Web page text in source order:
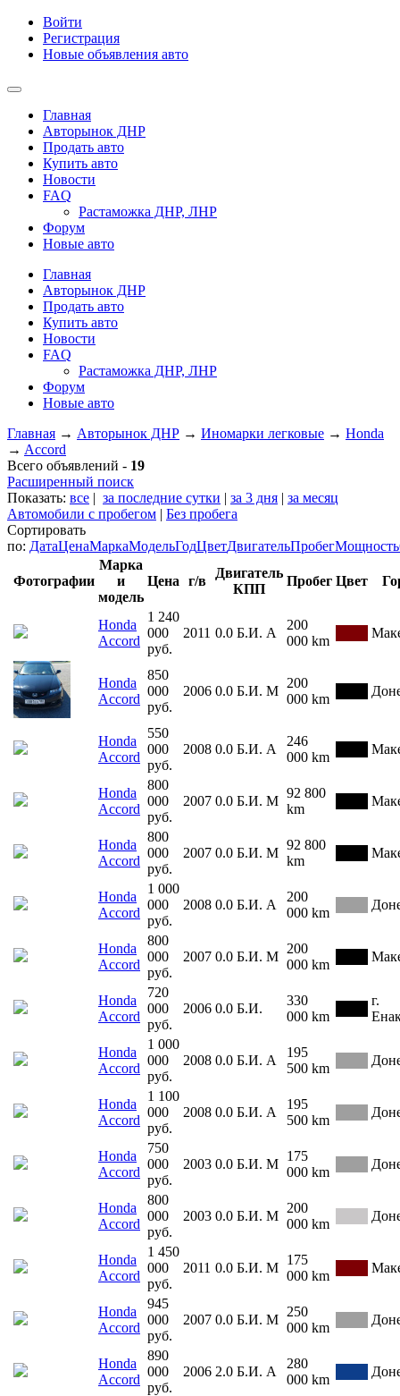
Войти
Регистрация
Новые объявления авто
Главная
Авторынок ДНР
Продать авто
Купить авто
Новости
FAQ
Растаможка ДНР, ЛНР
Форум
Новые авто
Главная
Авторынок ДНР
Продать авто
Купить авто
Новости
FAQ
Растаможка ДНР, ЛНР
Форум
Новые авто
Главная → Авторынок ДНР → Иномарки легковые → Honda
→ Accord
Всего объявлений - 19
Расширенный поиск
Показать: все | за последние сутки | за 3 дня | за месяц
Автомобили с пробегом | Без пробега
Сортировать
по: ДатаЦенаМаркаМодельГодЦветДвигательПробегМощность
Фотографии
Марка
и
модель
Цена г/в
Двигатель
КПП
Пробег Цвет
Honda
Accord
1 240
000
руб.
2011 0.0 Б.И. А
200
000 km
Honda
Accord
850
000
руб.
2006 0.0 Б.И. М
200
000 km
Honda
Accord
550
000
руб.
2008 0.0 Б.И. А
246
000 km
Honda
Accord
800
000
руб.
2007 0.0 Б.И. М
92 800
km
Honda
Accord
800
000
руб.
2007 0.0 Б.И. М
92 800
km
Honda
Accord
1 000
000
руб.
2008 0.0 Б.И. А
200
000 km
Honda
Accord
800
000
руб.
2007 0.0 Б.И. М
200
000 km
Honda
Accord
720
000
руб.
2006 0.0 Б.И.
330
000 km
г.
Honda
Accord
1 000
000
руб.
2008 0.0 Б.И. А
195
500 km
Honda
Accord
1 100
000
руб.
2008 0.0 Б.И. А
195
500 km
Honda
Accord
750
000
руб.
2003 0.0 Б.И. М
175
000 km
Honda
Accord
800
000
руб.
2003 0.0 Б.И. М
200
000 km
Honda
Accord
1 450
000
руб.
2011 0.0 Б.И. М
175
000 km
Honda
Accord
945
000
руб.
2007 0.0 Б.И. М
250
000 km
Honda
Accord
890
000
руб.
2006 2.0 Б.И. А
280
000 km